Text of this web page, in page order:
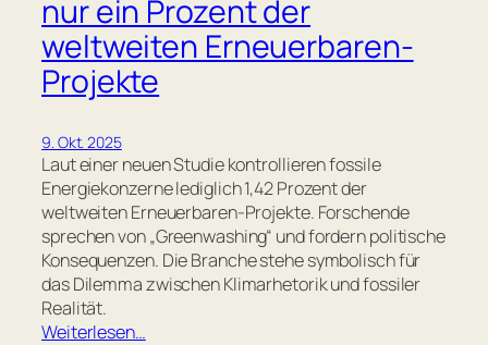
nur ein Prozent der
weltweiten Erneuerbaren-
Projekte
9. Okt. 2025
Laut einer neuen Studie kontrollieren fossile
Energiekonzerne lediglich 1,42 Prozent der
weltweiten Erneuerbaren-Projekte. Forschende
sprechen von „Greenwashing“ und fordern politische
Konsequenzen. Die Branche stehe symbolisch für
das Dilemma zwischen Klimarhetorik und fossiler
Realität.
Weiterlesen…